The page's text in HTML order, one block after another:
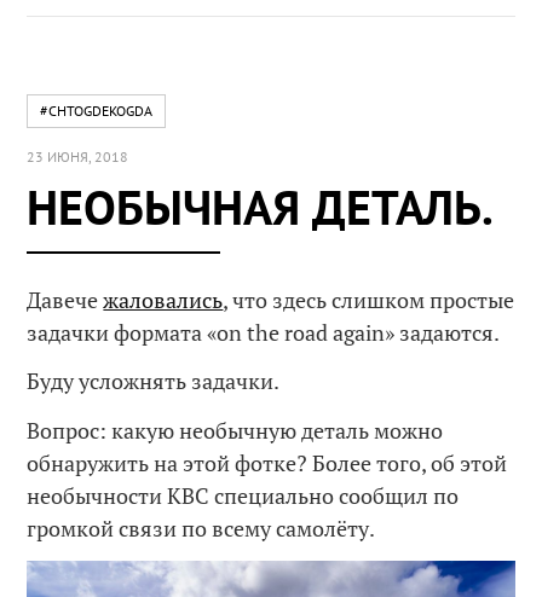
#CHTOGDEKOGDA
23 ИЮНЯ, 2018
НЕОБЫЧНАЯ ДЕТАЛЬ.
Давечежаловались, что здесь слишком простые
задачки формата «on the road again» задаются.
Буду усложнять задачки.
Вопрос: какую необычную деталь можно
обнаружить на этой фотке? Более того, об этой
необычности КВС специально сообщил по
громкой связи по всему самолёту.